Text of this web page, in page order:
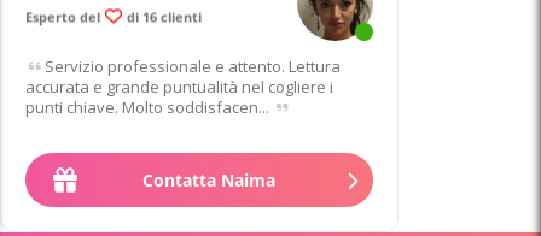
Esperto del di 16 clienti
Servizio professionale e attento. Lettura
accurata e grande puntualità nel cogliere i
punti chiave. Molto soddisfacen...
Contatta Naima